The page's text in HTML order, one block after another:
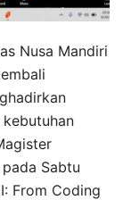
Nusa Mandiri
Sabtu
From Coding